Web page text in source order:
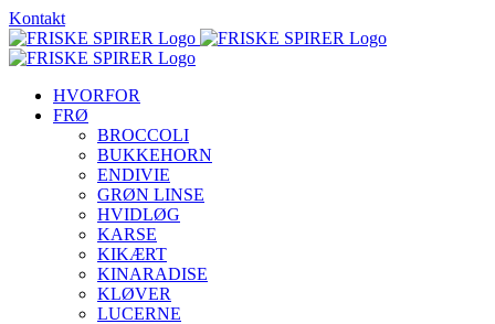
Skip
to
content
Kontakt
HVORFOR
FRØ
BROCCOLI
BUKKEHORN
ENDIVIE
GRØN LINSE
HVIDLØG
KARSE
KIKÆRT
KINARADISE
KLØVER
LUCERNE